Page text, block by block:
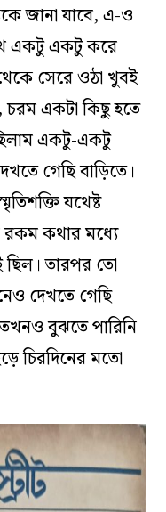
জানা যাবে, এ-ও
একটু একটু করে
সেরে ওঠা খুবই
চরম একটা কিছু হতে
একটু-একটু
গেছি বাড়িতে।
যথেষ্ট
কথার মধ্যে
তারপর তো
দেখতে গেছি
বুঝতে পারিনি
চিরদিনের মতো